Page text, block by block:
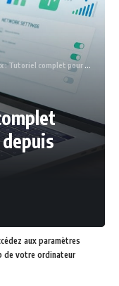
pour gérer sa Freebox depuis l’interface web
aux paramètres
de votre ordinateur